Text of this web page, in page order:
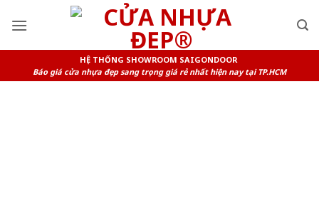
HỆ THỐNG SHOWROOM SAIGONDOOR
Báo giá cửa nhựa đẹp sang trọng giá rẻ nhất hiện nay tại TP.HCM